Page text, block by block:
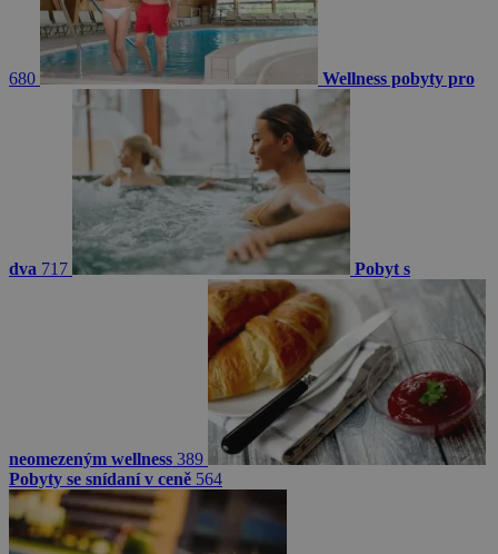
680 Wellness pobyty pro
dva 717 Pobyt s
neomezeným wellness 389
Pobyty se snídaní v ceně 564